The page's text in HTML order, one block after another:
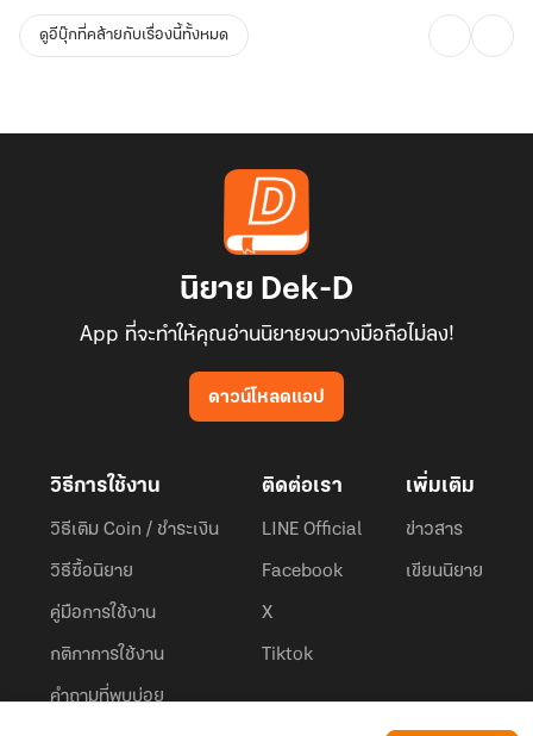
ดูอีบุ๊กที่คล้ายกับเรื่องนี้ทั้งหมด
นิยาย Dek-D
App ที่จะทำให้คุณอ่านนิยายจนวางมือถือไม่ลง!
ดาวน์โหลดแอป
วิธีการใช้งาน
วิธีเติม Coin / ชำระเงิน
วิธีซื้อนิยาย
คู่มือการใช้งาน
กติกาการใช้งาน
คำถามที่พบบ่อย
ติดต่อเรา
LINE Official
Facebook
X
Tiktok
เพิ่มเติม
ข่าวสาร
เขียนนิยาย